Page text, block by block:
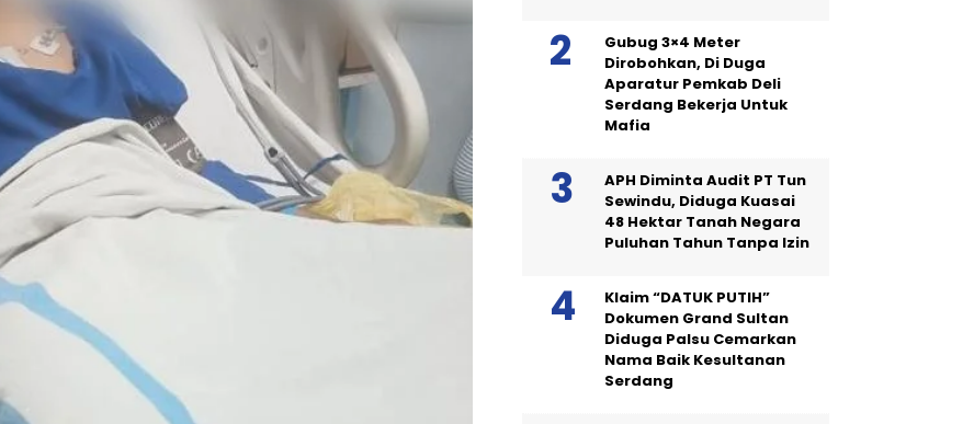
Gubug 3×4 Meter
Dirobohkan, Di Duga
Aparatur Pemkab Deli
Serdang Bekerja Untuk
Mafia
APH Diminta Audit PT Tun
Sewindu, Diduga Kuasai
48 Hektar Tanah Negara
Puluhan Tahun Tanpa Izin
Klaim “DATUK PUTIH”
Dokumen Grand Sultan
Diduga Palsu Cemarkan
Nama Baik Kesultanan
Serdang